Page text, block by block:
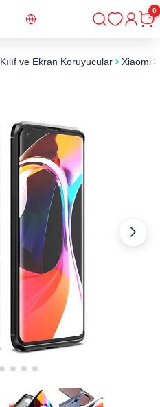
Giriş
0
Kılıf ve Ekran Koruyucular Xiaomi